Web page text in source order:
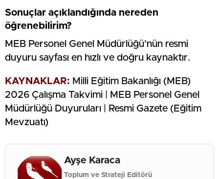
Sonuçlar açıklandığında nereden
öğrenebilirim?
MEB Personel Genel Müdürlüğü’nün resmi
duyuru sayfası en hızlı ve doğru kaynaktır.
KAYNAKLAR: Milli Eğitim Bakanlığı (MEB)
2026 Çalışma Takvimi | MEB Personel Genel
Müdürlüğü Duyuruları | Resmi Gazete (Eğitim
Mevzuatı)
Ayşe Karaca
Toplum ve Strateji Editörü